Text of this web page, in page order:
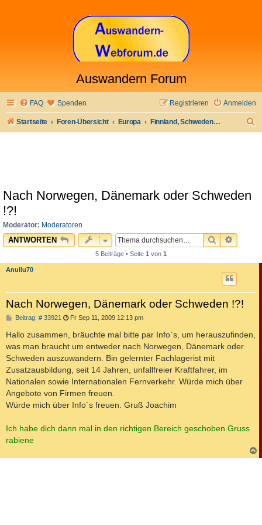
Auswandern Forum
FAQ Spenden Anmelden
Registrieren
Startseite Foren-Übersicht Europa Finnland, Schweden, Norwegen, Dänemark, Island
Nach Norwegen, Dänemark oder Schweden
!?!
Moderator: Moderatoren
ANTWORTEN SUCHE
5 Beiträge • Seite 1 von 1
Anullu70
Nach Norwegen, Dänemark oder Schweden !?!
Beitrag: # 33921 B
i
t
r
g
Fr Sep 11, 2009 12:13 pm
Hallo zusammen, bräuchte mal bitte par Info`s, um herauszufinden,
was man braucht um entweder nach Norwegen, Dänemark oder
Schweden auszuwandern. Bin gelernter Fachlagerist mit
Zusatzausbildung, seit 14 Jahren, unfallfreier Kraftfahrer, im
Nationalen sowie Internationalen Fernverkehr. Würde mich über
Angebote von Firmen freuen.
Würde mich über Info`s freuen. Gruß Joachim
Ich habe dich dann mal in den richtigen Bereich geschoben.Gruss
rabiene
a